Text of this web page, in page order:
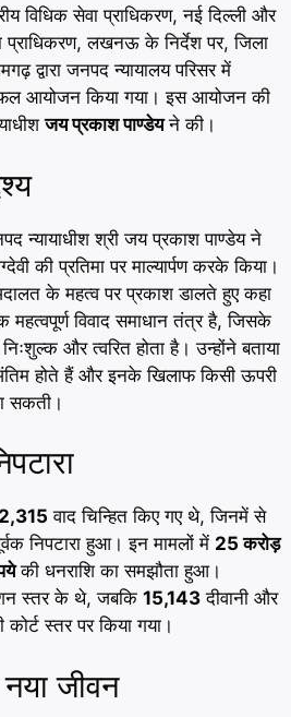
विधिक सेवा प्राधिकरण, नई दिल्ली और
प्राधिकरण, लखनऊ के निर्देश पर, जिला
द्वारा जनपद न्यायालय परिसर में
आयोजन किया गया। इस आयोजन की
जय प्रकाश पाण्डेयने की।
न्यायाधीश श्री जय प्रकाश पाण्डेय ने
की प्रतिमा पर माल्यार्पण करके किया।
के महत्व पर प्रकाश डालते हुए कहा
विवाद समाधान तंत्र है, जिसके
निःशुल्क और त्वरित होता है। उन्होंने बताया
होते हैं और इनके खिलाफ किसी ऊपरी
सकती।
वाद चिन्हित किए गए थे, जिनमें से
निपटारा हुआ। इन मामलों में 25 करोड़
की धनराशि का समझौता हुआ।
स्तर के थे, जबकि 15,143 दीवानी और
कोर्ट स्तर पर किया गया।
नया जीवन